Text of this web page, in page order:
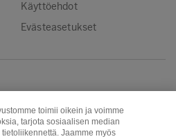
Käyttöehdot
Evästeasetukset
toimii oikein ja voimme
tarjota sosiaalisen median
Jaamme myös